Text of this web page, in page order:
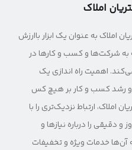
املاک
املاک به عنوان یک ابزار باارزش
شرکت‌ها و کسب و کارها در
اهمیت راه اندازی یک
و رشد کسب و کار بر هیچ کس
ارتباط نزدیک‌تری را با
و دقیقی را درباره نیازها و
آن‌ها خدمات ویژه و تخفیفات